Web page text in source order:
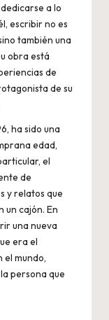
a lo
escribir no es
también una
obra está
de
de su
ha sido una
edad,
el
de
y relatos que
un cajón. En
una nueva
era el
el mundo,
persona que